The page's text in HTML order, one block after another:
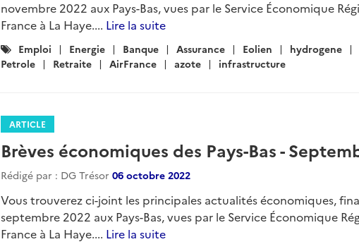
novembre 2022 aux Pays-Bas, vues par le Service Économique
France à La Haye.... Lire la suite
Catégories
:
Emploi Energie Banque Assurance Eolien hydrogene
Petrole
Retraite AirFrance azote infrastructure
ARTICLE
Brèves économiques des Pays-Bas -
Rédigé par : DG Trésor 06 octobre 2022
Vous trouverez ci-joint les principales actualités économiques,
septembre 2022 aux Pays-Bas, vues par le Service Économique
France à La Haye.... Lire la suite